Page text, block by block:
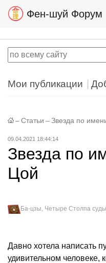
Фен-шуй Форум
Мои публикации
– Статьи – Звезда по
09.04.2021 18:44:14
Звезда по
Цой
Ба-цзы, Четыре Столпа
Давно хотела написать
удивительном человеке,